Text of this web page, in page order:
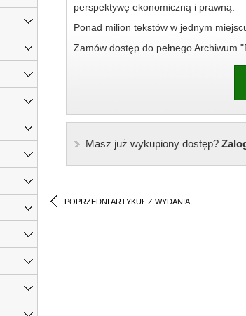
perspektywę ekonomiczną i prawną.
Ponad milion tekstów w jednym
Zamów dostęp do pełnego Archiwum
Masz już wykupiony dostęp?
POPRZEDNI ARTYKUŁ Z WYDANIA